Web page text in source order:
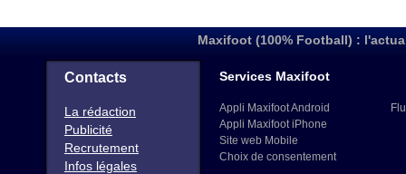
Maxifoot (100% Football) :
Contacts
La rédaction
Publicité
Recrutement
Infos légales
Services Maxifoot
Appli Maxifoot Android
Appli Maxifoot iPhone
Site web Mobile
Choix de consentement